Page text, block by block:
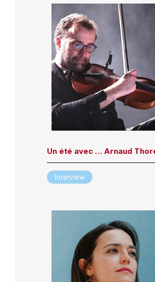
Un été avec … Arnaud
Interview